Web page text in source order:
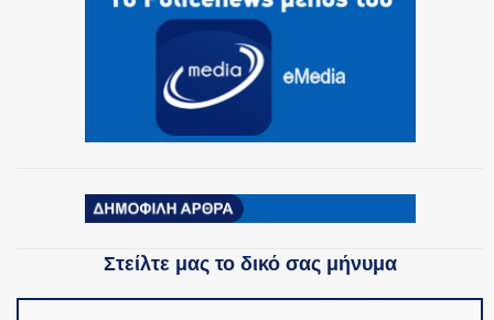
Στείλτε μας το δικό σας μήνυμα